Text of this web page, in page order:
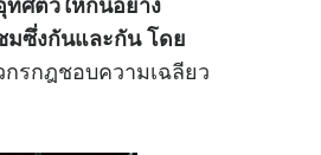
มซึ่งกันและกัน โดย
รกฎชอบความเฉลียว